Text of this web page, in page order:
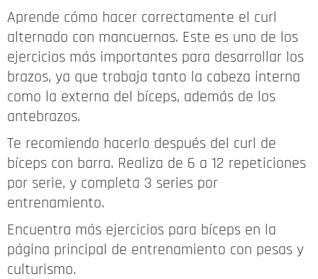
Aprende cómo hacer correctamente el curl
alternado con mancuernas. Este es uno de los
ejercicios más importantes para desarrollar los
brazos, ya que trabaja tanto la cabeza interna
como la externa del bíceps, además de los
antebrazos.
Te recomiendo hacerlo después del curl de
bíceps con barra. Realiza de 6 a 12 repeticiones
por serie, y completa 3 series por
entrenamiento.
Encuentra más ejercicios para bíceps en la
página principal de entrenamiento con pesas y
culturismo.